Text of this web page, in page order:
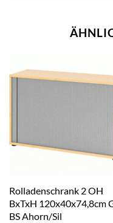
Rolladenschrank 2 OH
BxTxH 120x40x74,8cm
BS Ahorn/Sil